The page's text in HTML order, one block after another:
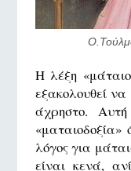
Η λέξη
εξακολουθεί
άχρηστο.
λόγος για
είναι κενά,